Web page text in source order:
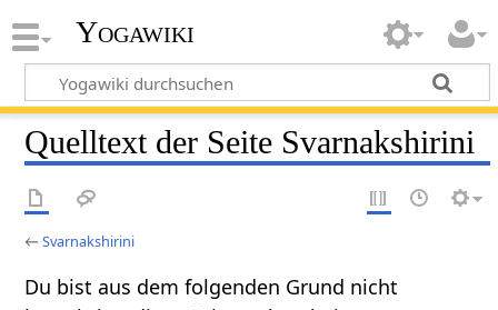
Yogawiki
Quelltext der Seite Svarnakshirini
←Svarnakshirini
Du bist aus dem folgenden Grund nicht